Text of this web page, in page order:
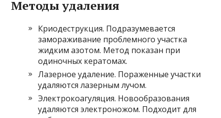
Методы удаления
Криодеструкция. Подразумевается
замораживание проблемного участка
жидким азотом. Метод показан при
одиночных кератомах.
Лазерное удаление. Пораженные участки
удаляются лазерным лучом.
Электрокоагуляция. Новообразования
удаляются электроножом. Подходит для